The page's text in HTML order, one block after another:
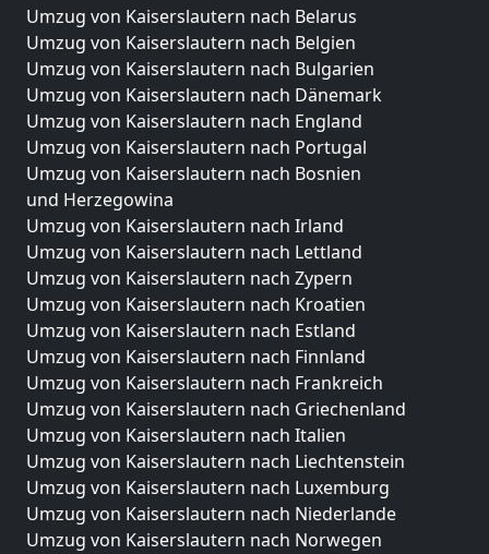
Umzug von Kaiserslautern nach Belarus
Umzug von Kaiserslautern nach Belgien
Umzug von Kaiserslautern nach Bulgarien
Umzug von Kaiserslautern nach Dänemark
Umzug von Kaiserslautern nach England
Umzug von Kaiserslautern nach Portugal
Umzug von Kaiserslautern nach Bosnien
und Herzegowina
Umzug von Kaiserslautern nach Irland
Umzug von Kaiserslautern nach Lettland
Umzug von Kaiserslautern nach Zypern
Umzug von Kaiserslautern nach Kroatien
Umzug von Kaiserslautern nach Estland
Umzug von Kaiserslautern nach Finnland
Umzug von Kaiserslautern nach Frankreich
Umzug von Kaiserslautern nach Griechenland
Umzug von Kaiserslautern nach Italien
Umzug von Kaiserslautern nach Liechtenstein
Umzug von Kaiserslautern nach Luxemburg
Umzug von Kaiserslautern nach Niederlande
Umzug von Kaiserslautern nach Norwegen